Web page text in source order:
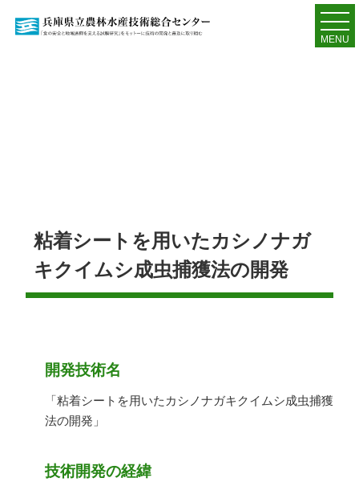
MENU
粘着シートを用いたカシノナガ
キクイムシ成虫捕獲法の開発
開発技術名
「粘着シートを用いたカシノナガキクイムシ成虫捕獲
法の開発」
技術開発の経緯